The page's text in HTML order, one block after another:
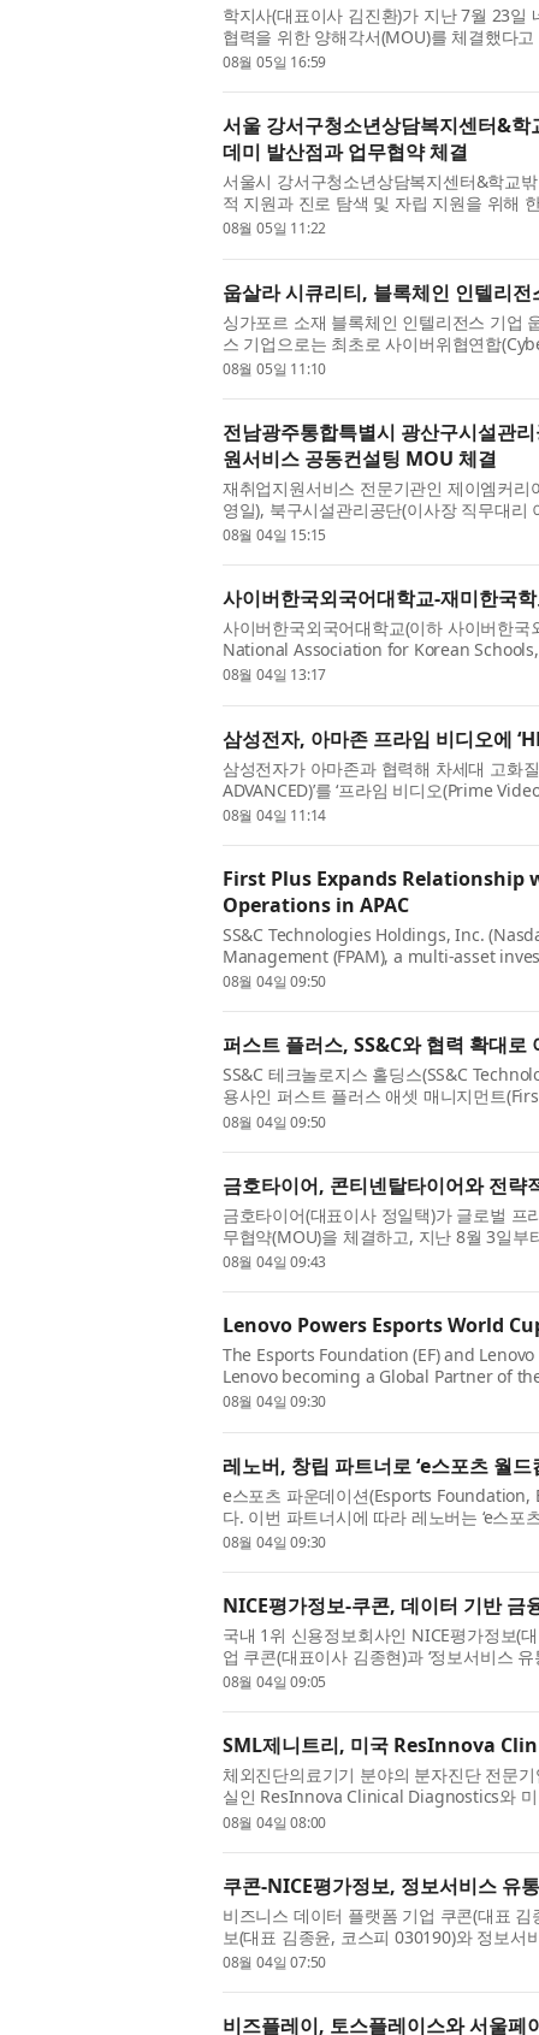
학지사(대표이사 김진환)가 지난 7월 23
협력을 위한 양해각서(MOU)를 체결했다
편 AI 시대에 학술·전문 콘텐츠가 정당하
08월 05일 16:59
서울 강서구청소년상담복지센터&
데미 발산점과 업무협약 체결
서울시 강서구청소년상담복지센터&학교
적 지원과 진로 탐색 및 자립 지원을 위해
과 협업을 위한 업무협약을 체결하며, 위
08월 05일 11:22
웁살라 시큐리티, 블록체인 인텔리
싱가포르 소재 블록체인 인텔리전스 기업
스 기업으로는 최초로 사이버위협연합
으로 가입했다고 밝혔다. CTA는 사이버보
08월 05일 11:10
전남광주통합특별시 광산구시설관
원서비스 공동컨설팅 MOU 체결
재취업지원서비스 전문기관인 제이엠커
영일), 북구시설관리공단(이사장 직무대리
(MOU)’을 체결했다고 4일 밝혔다. 이번
08월 04일 15:15
사이버한국외국어대학교-재미한국
사이버한국외국어대학교(이하 사이버한
National Association for Korean
및 교육협력 협약을 체결했다고 4일 밝혔
08월 04일 13:17
삼성전자, 아마존 프라임 비디오에
삼성전자가 아마존과 협력해 차세대 고화
ADVANCED)’를 ‘프라임 비디오(Prime
프라임 비디오는 전 세계적으로 약 2억
08월 04일 11:14
First Plus Expands Relationship
Operations in APAC
SS&C Technologies Holdings, Inc.
Management (FPAM), a multi-asset
provide cross-border operations
08월 04일 09:50
퍼스트 플러스, SS&C와 협력 확대
SS&C 테크놀로지스 홀딩스(SS&C
용사인 퍼스트 플러스 애셋 매니지먼트
의 크로스보더 운영 지원을 위한 파트너로
08월 04일 09:50
금호타이어, 콘티넨탈타이어와 전략
금호타이어(대표이사 정일택)가 글로벌
무협약(MOU)을 체결하고, 지난 8월 3일
판매를 시작했다. 이번 협약식에는 금호타
08월 04일 09:43
Lenovo Powers Esports World
The Esports Foundation (EF) and
Lenovo becoming a Global Partner of
world’s largest esports event with its
08월 04일 09:30
레노버, 창립 파트너로 ‘e스포츠 월드
e스포츠 파운데이션(Esports Foundation,
다. 이번 파트너시에 따라 레노버는 ‘e스
글로벌 파트너가 되어 고성능 리전 게이밍
08월 04일 09:30
NICE평가정보-쿠콘, 데이터 기반 금
국내 1위 신용정보회사인 NICE평가정보(
업 쿠콘(대표이사 김종현)과 ‘정보서비스
무협약(MOU)’을 체결했다고 4일 발표했
08월 04일 09:05
SML제니트리, 미국 ResInnova
체외진단의료기기 분야의 분자진단 전문
실인 ResInnova Clinical Diagnostics와
파트너십을 체결했다고 밝혔다. 이번 파트
08월 04일 08:00
쿠콘-NICE평가정보, 정보서비스 유
비즈니스 데이터 플랫폼 기업 쿠콘(대표
보(대표 김종윤, 코스피 030190)와 정보서
략적 업무협약(MOU)을 체결했다고 4일
08월 04일 07:50
비즈플레이, 토스플레이스와 서울